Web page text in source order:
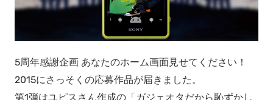
5周年感謝企画 あなたのホーム画面見せてください！
2015にさっそくの応募作品が届きました。